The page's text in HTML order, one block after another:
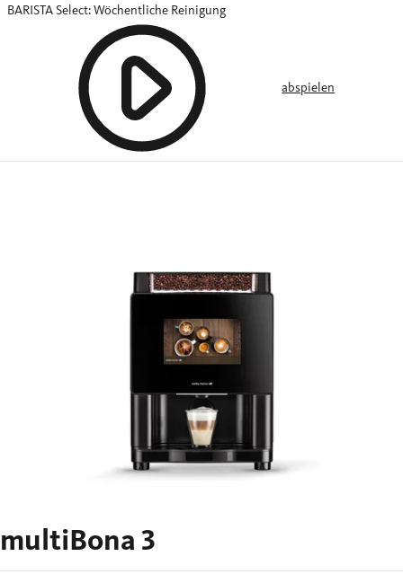
BARISTA Select: Wöchentliche Reinigung
abspielen
multiBona 3